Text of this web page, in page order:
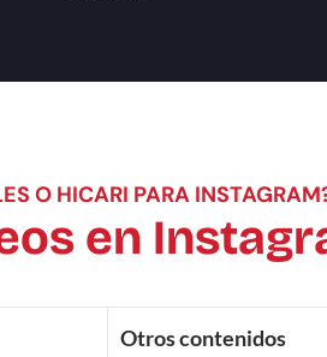
O HICARI PARA
en
Otros contenidos